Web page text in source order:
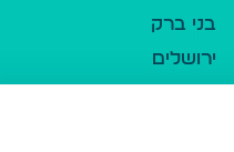
בני ברק
ירושלים